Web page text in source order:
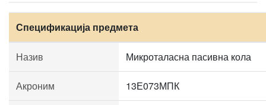
Спецификација предмета
Назив Микроталасна пасивна кола
Акроним 13Е073МПК